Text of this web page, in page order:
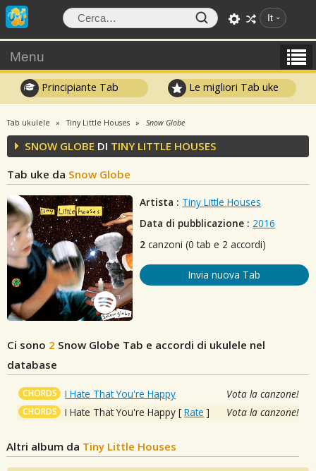
It
Menu
Principiante Tab Le migliori Tab uke
Tab ukulele Tiny Little Houses Snow Globe
SNOW GLOBE DI TINY LITTLE HOUSES
Tab uke da Snow Globe
Artista : Tiny Little Houses
Data di pubblicazione : 2016
2 canzoni (0 tab e 2 accordi)
Invia nuova Tab
Ci sono 2 Snow Globe Tab e accordi di ukulele nel
database
CHORDS I Hate That You're Happy Vota la canzone!
CHORDS I Hate That You're Happy [Rate ] Vota la canzone!
Altri album da Tiny Little Houses